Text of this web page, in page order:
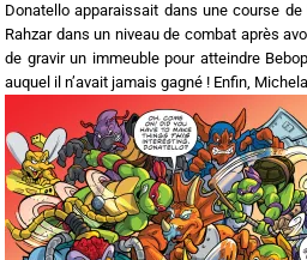
Donatello apparaissait dans une course
Rahzar dans un niveau de combat après
de gravir un immeuble pour atteindre
auquel il n’avait jamais gagné ! Enfin,